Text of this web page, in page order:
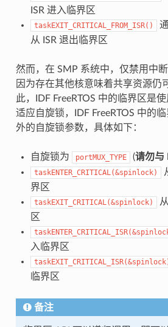
ISR 进入临界区
taskEXIT_CRITICAL_FROM_ISR()
从 ISR 退出临界区
然而，在 SMP 系统中，仅禁用中
因为存在其他核意味着共享资源仍
此，IDF FreeRTOS 中的临界区是
适应自旋锁，IDF FreeRTOS 中的
外的自旋锁参数，具体如下：
自旋锁为 portMUX_TYPE (请勿与
taskENTER_CRITICAL(&spinlock)
界区
taskEXIT_CRITICAL(&spinlock)
区
入临界区
临界区
备注